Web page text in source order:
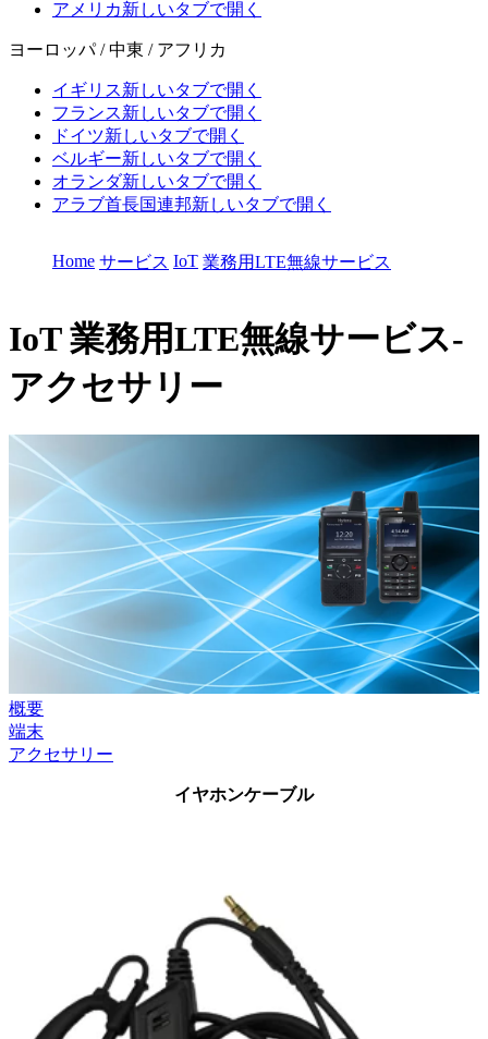
アメリカ新しいタブで開く
ヨーロッパ / 中東 / アフリカ
イギリス新しいタブで開く
フランス新しいタブで開く
ドイツ新しいタブで開く
ベルギー新しいタブで開く
オランダ新しいタブで開く
アラブ首長国連邦新しいタブで開く
Home サービス IoT 業務用LTE無線サービス
IoT 業務用LTE無線サービス-
アクセサリー
概要
端末
アクセサリー
イヤホンケーブル